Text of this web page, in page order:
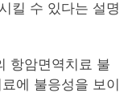
킬 수 있다는 설명
항암면역치료 불
에 불응성을 보이